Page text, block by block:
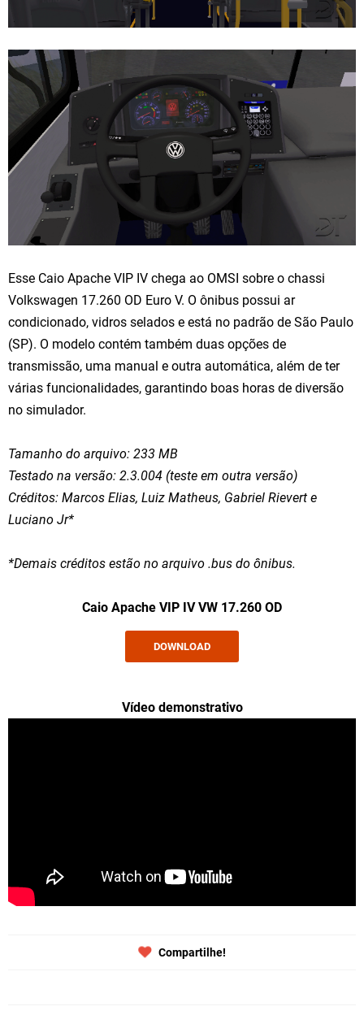
Esse Caio Apache VIP IV chega ao OMSI sobre o chassi
Volkswagen 17.260 OD Euro V. O ônibus possui ar
condicionado, vidros selados e está no padrão de São Paulo
(SP). O modelo contém também duas opções de
transmissão, uma manual e outra automática, além de ter
várias funcionalidades, garantindo boas horas de diversão
no simulador.
Tamanho do arquivo: 233 MB
Testado na versão: 2.3.004 (teste em outra versão)
Créditos: Marcos Elias, Luiz Matheus, Gabriel Rievert e
Luciano Jr*
*Demais créditos estão no arquivo .bus do ônibus.
Caio Apache VIP IV VW 17.260 OD
DOWNLOAD
Vídeo demonstrativo
Compartilhe!